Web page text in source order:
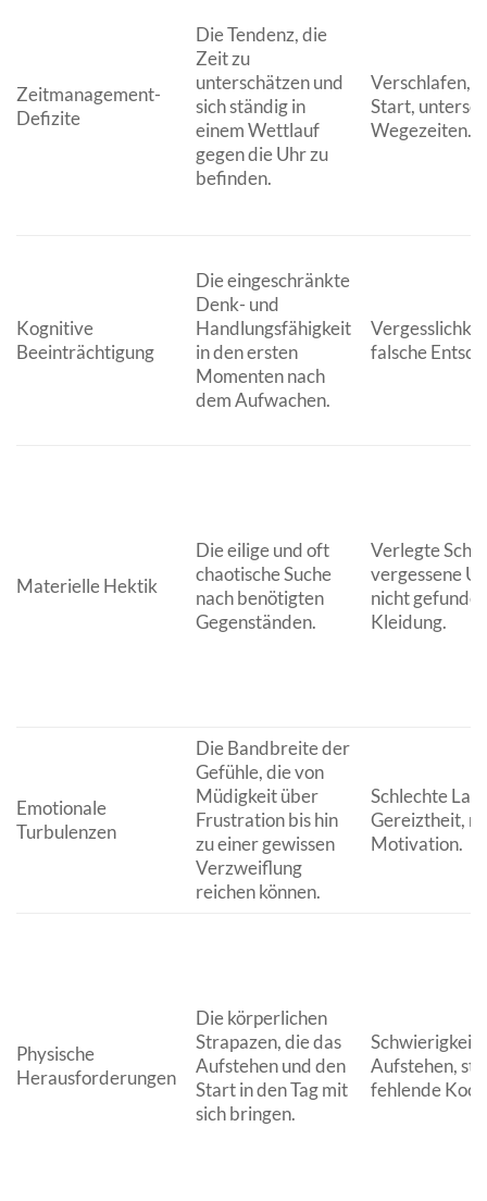
Zeitmanagement-
Defizite
Die Tendenz, die
Zeit zu
unterschätzen und
sich ständig in
einem Wettlauf
gegen die Uhr zu
befinden.
Verschlafen,
Start,
Wegezeiten.
Kognitive
Beeinträchtigung
Die eingeschränkte
Denk- und
Handlungsfähigkeit
in den ersten
Momenten nach
dem Aufwachen.
falsche
Materielle Hektik
Die eilige und oft
chaotische Suche
nach benötigten
Gegenständen.
Verlegte
vergessene
nicht
Kleidung.
Emotionale
Turbulenzen
Die Bandbreite der
Gefühle, die von
Müdigkeit über
Frustration bis hin
zu einer gewissen
Verzweiflung
reichen können.
Schlechte
Gereiztheit,
Motivation.
Physische
Herausforderungen
Die körperlichen
Strapazen, die das
Aufstehen und den
Start in den Tag mit
sich bringen.
Aufstehen,
fehlende